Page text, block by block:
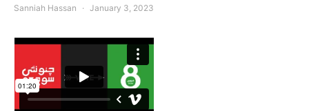
Sanniah Hassan January 3, 2023